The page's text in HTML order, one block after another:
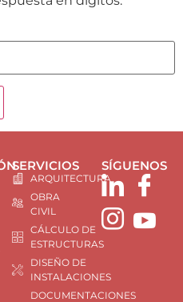
SERVICIOS
ARQUITECTURA
OBRA
CIVIL
CÁLCULO DE
ESTRUCTURAS
DISEÑO DE
INSTALACIONES
DOCUMENTACIONES
SÍGUENOS